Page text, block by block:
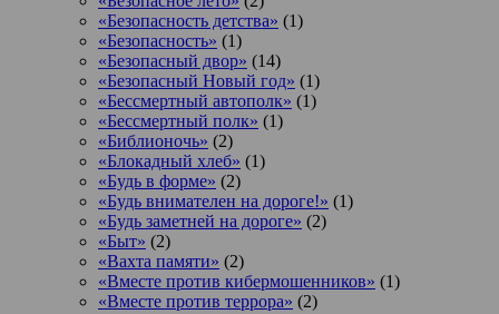
«Безопасность детства» (1)
«Безопасность» (1)
«Безопасный двор» (14)
«Безопасный Новый год» (1)
«Бессмертный автополк» (1)
«Бессмертный полк» (1)
«Библионочь» (2)
«Блокадный хлеб» (1)
«Будь в форме» (2)
«Будь внимателен на дороге!» (1)
«Будь заметней на дороге» (2)
«Быт» (2)
«Вахта памяти» (2)
«Вместе против кибермошенников» (1)
«Вместе против террора» (2)